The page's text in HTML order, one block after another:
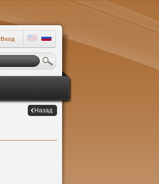
Вход
Назад